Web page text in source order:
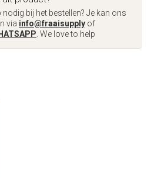
nodig bij het bestellen? Je kan ons
via info@fraaisupply of
. We love to help